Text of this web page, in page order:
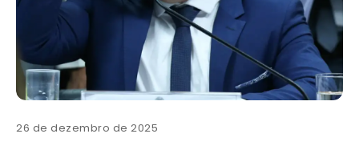
26 de dezembro de 2025